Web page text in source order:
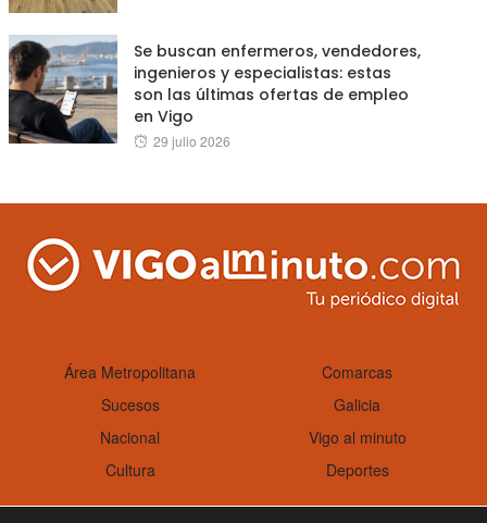
Se buscan enfermeros, vendedores,
ingenieros y especialistas: estas
son las últimas ofertas de empleo
en Vigo
Posted
29 julio 2026
Área Metropolitana
Comarcas
Sucesos
Galicia
Nacional
Vigo al minuto
Cultura
Deportes